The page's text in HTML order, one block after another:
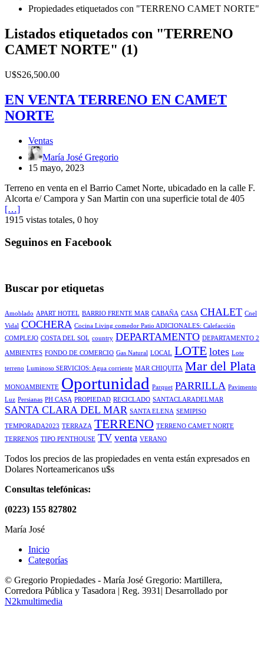
Propiedades etiquetados con "TERRENO CAMET NORTE"
RSS
Feed
para
etiqueta
propiedad
TERRENO
CAMET
NORTE
Listados etiquetados con "TERRENO
CAMET NORTE" (1)
EN
TERRENO
EN
CAMET
U$S26,500.00
EN VENTA TERRENO EN CAMET
NORTE
Ventas
María José Gregorio
15 mayo, 2023
Terreno en venta en el Barrio Camet Norte, ubicadado en la calle F.
Alcorta e/ Campora y San Martin con una superficie total de 405
[…]
1915 vistas totales, 0 hoy
Seguinos en Facebook
Buscar por etiquetas
Amoblado APART HOTEL BARRIO FRENTE MAR CABAÑA CASA CHALET Cnel
Vidal COCHERA Cocina Living comedor Patio ADICIONALES: Calefacción
COMPLEJO COSTA DEL SOL country DEPARTAMENTO DEPARTAMENTO 2
AMBIENTES FONDO DE COMERCIO Gas Natural LOCAL LOTE lotes Lote
terreno Luminoso SERVICIOS: Agua corriente MAR CHIQUITA Mar del Plata
MONOAMBIENTE Oportunidad Parquet PARRILLA Pavimento
Luz Persianas PH CASA PROPIEDAD RECICLADO SANTACLARADELMAR
SANTA CLARA DEL MAR SANTA ELENA SEMIPISO
TEMPORADA2023 TERRAZA TERRENO TERRENO CAMET NORTE
TERRENOS TIPO PENTHOUSE TV venta VERANO
Todos los precios de las propiedades en venta están expresados en
Dolares Norteamericanos u$s
Consultas telefónicas:
(0223) 155 827802
María José
Inicio
Categorías
© Gregorio Propiedades - María José Gregorio: Martillera,
Corredora Pública y Tasadora | Reg. 3931| Desarrollado por
N2kmultimedia